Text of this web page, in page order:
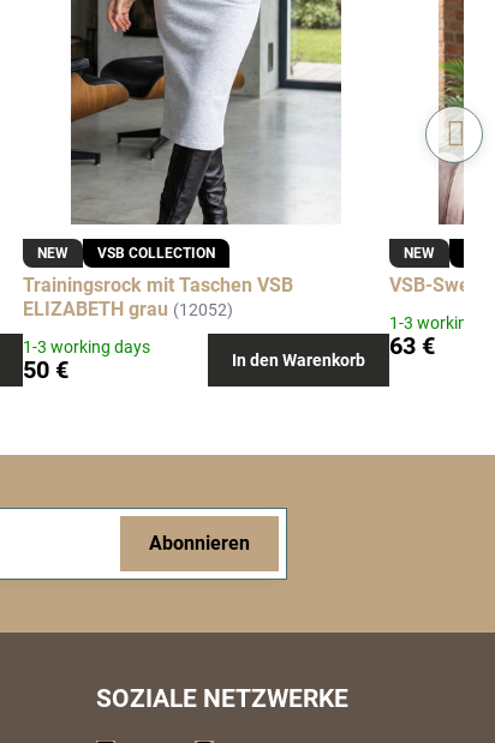
NEW VSB COLLECTION
Trainingsrock mit Taschen VSB
ELIZABETH grau (12052)
1-3 working days
50 € In den Warenkorb
NEW
VSB-
1-3 working
63 €
Abonnieren
SOZIALE NETZWERKE